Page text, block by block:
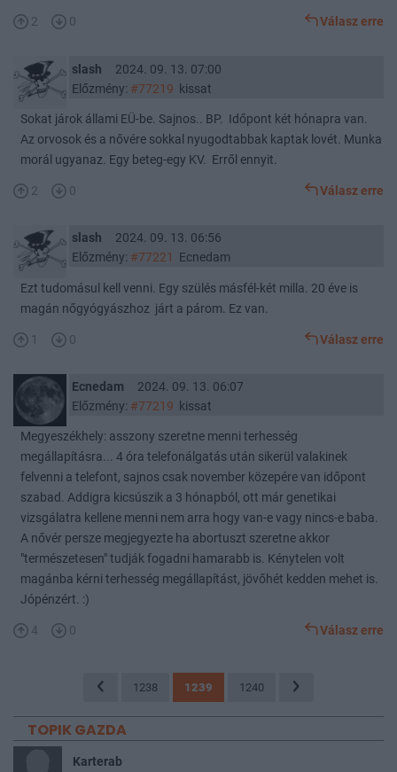
2 0 Válasz erre
slash
2024. 09. 13. 07:00
Előzmény: #77219 kissat
Sokat járok állami EÜ-be. Sajnos.. BP. Időpont két hónapra van.
Az orvosok és a nővére sokkal nyugodtabbak kaptak lovét. Munka
morál ugyanaz. Egy beteg-egy KV. Erről ennyit.
2 0 Válasz erre
slash
2024. 09. 13. 06:56
Előzmény: #77221 Ecnedam
Ezt tudomásul kell venni. Egy szülés másfél-két milla. 20 éve is
magán nőgyógyászhoz járt a párom. Ez van.
1 0 Válasz erre
Ecnedam
2024. 09. 13. 06:07
Előzmény: #77219 kissat
Megyeszékhely: asszony szeretne menni terhesség
megállapításra... 4 óra telefonálgatás után sikerül valakinek
felvenni a telefont, sajnos csak november közepére van időpont
szabad. Addigra kicsúszik a 3 hónapból, ott már genetikai
vizsgálatra kellene menni nem arra hogy van-e vagy nincs-e baba.
A nővér persze megjegyezte ha abortuszt szeretne akkor
"természetesen" tudják fogadni hamarabb is. Kénytelen volt
magánba kérni terhesség megállapítást, jövőhét kedden mehet is.
Jópénzért. :)
4 0 Válasz erre
1238 1239 1240
TOPIK GAZDA
Karterab